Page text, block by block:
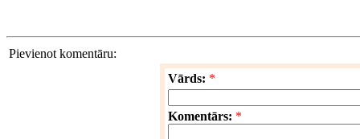
Pievienot komentāru:
Vārds: *
Komentārs: *